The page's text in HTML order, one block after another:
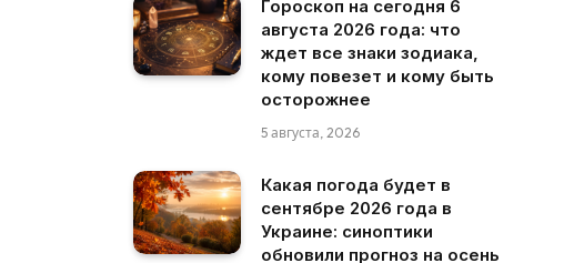
Гороскоп на сегодня 6
августа 2026 года: что
ждет все знаки зодиака,
кому повезет и кому быть
осторожнее
5 августа, 2026
Какая погода будет в
сентябре 2026 года в
Украине: синоптики
обновили прогноз на осень